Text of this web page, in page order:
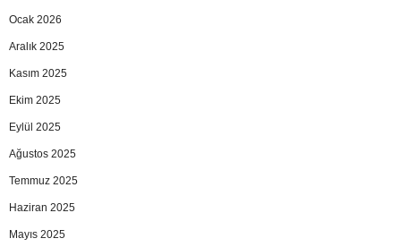
Ocak 2026
Aralık 2025
Kasım 2025
Ekim 2025
Eylül 2025
Ağustos 2025
Temmuz 2025
Haziran 2025
Mayıs 2025